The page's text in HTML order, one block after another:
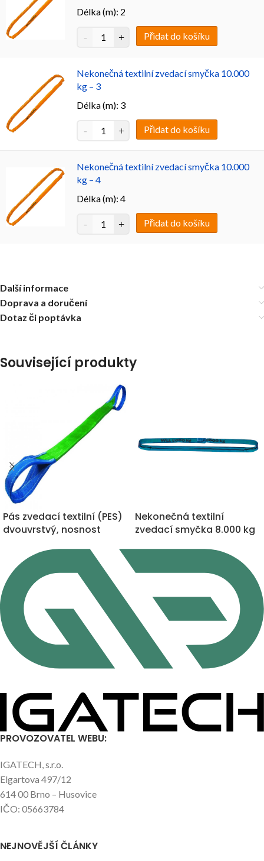
Délka (m): 2
Přidat do košíku
Nekonečná textilní zvedací smyčka 10.000
kg – 3
Délka (m): 3
Přidat do košíku
Nekonečná textilní zvedací smyčka 10.000
kg – 4
Délka (m): 4
Přidat do košíku
Další informace
Doprava a doručení
Dotaz či poptávka
Související produkty
Pás zvedací textilní (PES)
dvouvrstvý, nosnost
Nekonečná textilní
zvedací smyčka 8.000 kg
PROVOZOVATEL WEBU:
IGATECH, s.r.o.
Elgartova 497/12
614 00 Brno – Husovice
IČO: 05663784
NEJNOVĚJŠÍ ČLÁNKY